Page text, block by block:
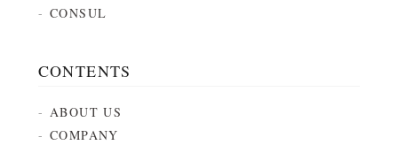
CONSUL
CONTENTS
ABOUT US
COMPANY